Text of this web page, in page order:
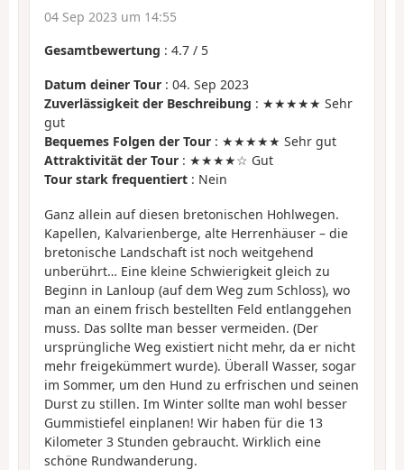
04 Sep 2023 um 14:55
Gesamtbewertung : 4.7 / 5
Datum deiner Tour : 04. Sep 2023
Zuverlässigkeit der Beschreibung : ★★★★★ Sehr
gut
Bequemes Folgen der Tour : ★★★★★ Sehr gut
Attraktivität der Tour : ★★★★☆ Gut
Tour stark frequentiert : Nein
Ganz allein auf diesen bretonischen Hohlwegen.
Kapellen, Kalvarienberge, alte Herrenhäuser – die
bretonische Landschaft ist noch weitgehend
unberührt… Eine kleine Schwierigkeit gleich zu
Beginn in Lanloup (auf dem Weg zum Schloss), wo
man an einem frisch bestellten Feld entlanggehen
muss. Das sollte man besser vermeiden. (Der
ursprüngliche Weg existiert nicht mehr, da er nicht
mehr freigekümmert wurde). Überall Wasser, sogar
im Sommer, um den Hund zu erfrischen und seinen
Durst zu stillen. Im Winter sollte man wohl besser
Gummistiefel einplanen! Wir haben für die 13
Kilometer 3 Stunden gebraucht. Wirklich eine
schöne Rundwanderung.